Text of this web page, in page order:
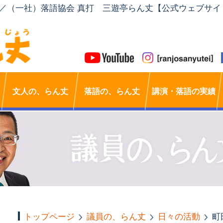
（一社）落語協会 真打 三遊亭らん丈【公式ウェブサイ
文人の、らん丈 落語の、らん丈 講演・落語の実績
トップページ 議員の、らん丈 日々の活動 町